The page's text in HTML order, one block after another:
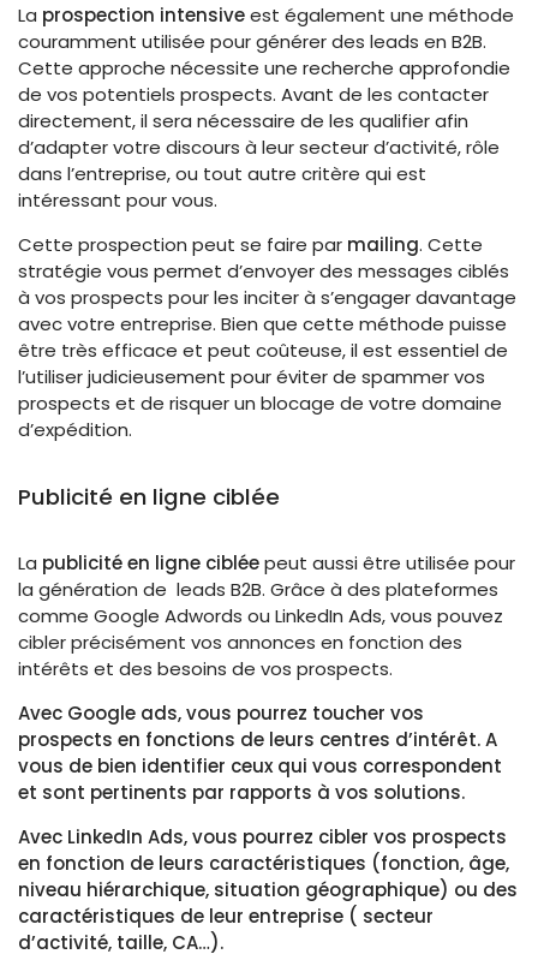
La prospection intensiveest également une méthode
couramment utilisée pour générer des leads en B2B.
Cette approche nécessite une recherche approfondie
de vos potentiels prospects. Avant de les contacter
directement, il sera nécessaire de les qualifier afin
d’adapter votre discours à leur secteur d’activité, rôle
dans l’entreprise, ou tout autre critère qui est
intéressant pour vous.
Cette prospection peut se faire par mailing. Cette
stratégie vous permet d’envoyer des messages ciblés
à vos prospects pour les inciter à s’engager davantage
avec votre entreprise. Bien que cette méthode puisse
être très efficace et peut coûteuse, il est essentiel de
l’utiliser judicieusement pour éviter de spammer vos
prospects et de risquer un blocage de votre domaine
d’expédition.
Publicité en ligne ciblée
La publicité en ligne cibléepeut aussi être utilisée pour
la génération de leads B2B. Grâce à des plateformes
comme Google Adwords ou LinkedIn Ads, vous pouvez
cibler précisément vos annonces en fonction des
intérêts et des besoins de vos prospects.
Avec Google ads, vous pourrez toucher vos
prospects en fonctions de leurs centres d’intérêt. A
vous de bien identifier ceux qui vous correspondent
et sont pertinents par rapports à vos solutions.
Avec LinkedIn Ads, vous pourrez cibler vos prospects
en fonction de leurs caractéristiques (fonction, âge,
niveau hiérarchique, situation géographique) ou des
caractéristiques de leur entreprise ( secteur
d’activité, taille, CA…).